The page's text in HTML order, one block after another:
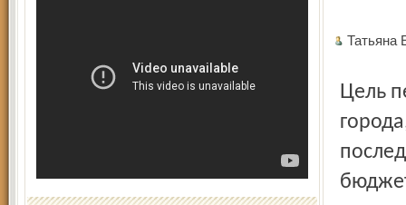
Цель переезда, как её мотивирует новая администрация